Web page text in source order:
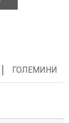
ГОЛЕМИНИ